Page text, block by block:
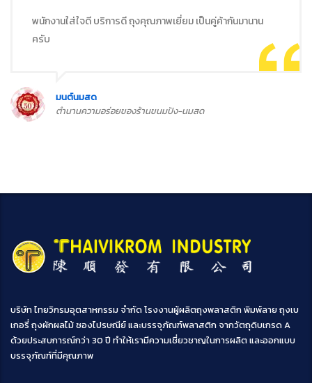
พนักงานใส่ใจดี บริการดี ถุงคุณภาพเยี่ยม เป็นคู่ค้ากันมานาน
ครับ
มนต์นมสด
ตำนานความอร่อยของร้านขนมปัง-นมสด
บริษัท ไทยวิกรมอุตสาหกรรม จำกัด โรงงานผู้ผลิตถุงพลาสติก พิมพ์ลาย ถุงเบ
เกอรี่ ถุงผักผลไม้ ซองไปรษณีย์ และบรรจุภัณฑ์พลาสติก จากวัตถุดิบเกรด A
ด้วยประสบการณ์กว่า 30 ปี ทำให้เรามีความเชี่ยวชาญในการผลิต และออกแบบ
บรรจุภัณฑ์ที่มีคุณภาพ